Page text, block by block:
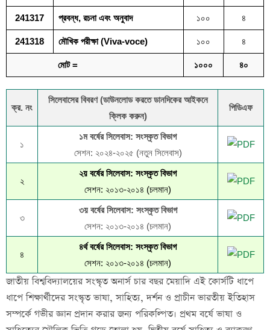
241317 প্রবন্ধ, রচনা এবং অনুবাদ ১০০ ৪
241318 মৌখিক পরীক্ষা (Viva-voce) ১০০ ৪
মোট = ১০০০ ৪০
ক্র. নং
সিলেবাসের বিবরণ (ডাউনলোড করতে ডানদিকের আইকনে
ক্লিক করুন)
পিডিএফ
১
১ম বর্ষের সিলেবাস: সংস্কৃত বিভাগ
সেশন: ২০২৪-২০২৫ (নতুন সিলেবাস)
২
২য় বর্ষের সিলেবাস: সংস্কৃত বিভাগ
সেশন: ২০১৩-২০১৪ (চলমান)
৩
৩য় বর্ষের সিলেবাস: সংস্কৃত বিভাগ
সেশন: ২০১৩-২০১৪ (চলমান)
৪
৪র্থ বর্ষের সিলেবাস: সংস্কৃত বিভাগ
সেশন: ২০১৩-২০১৪ (চলমান)
জাতীয় বিশ্ববিদ্যালয়ের সংস্কৃত অনার্স চার বছর মেয়াদি এই কোর্সটি ধাপে
ধাপে শিক্ষার্থীদের সংস্কৃত ভাষা, সাহিত্য, দর্শন ও প্রাচীন ভারতীয় ইতিহাস
সম্পর্কে গভীর জ্ঞান প্রদান করার জন্য পরিকল্পিত। প্রথম বর্ষে ভাষা ও